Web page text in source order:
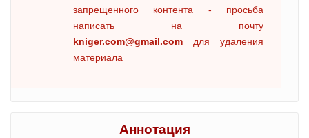
запрещенного контента - просьба
написать на почту
kniger.com@gmail.com для удаления
материала
Аннотация